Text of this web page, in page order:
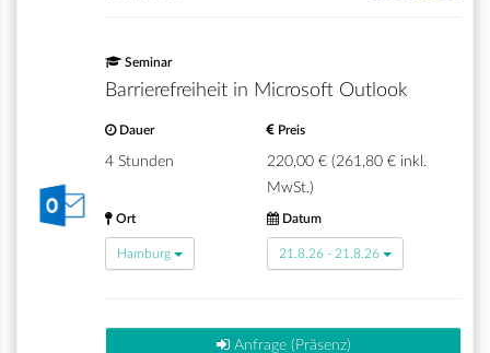
Seminar
Barrierefreiheit in Microsoft Outlook
Dauer
4 Stunden
Preis
220,00 € (261,80 € inkl.
MwSt.)
Ort
Hamburg
Datum
21.8.26 - 21.8.26
Anfrage (Präsenz)